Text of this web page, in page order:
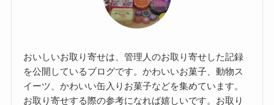
おいしいお取り寄せは、管理人のお取り寄せした記録
を公開しているブログです。かわいいお菓子、動物ス
イーツ、かわいい缶入りお菓子などを集めています。
お取り寄せする際の参考になれば嬉しいです。お取り